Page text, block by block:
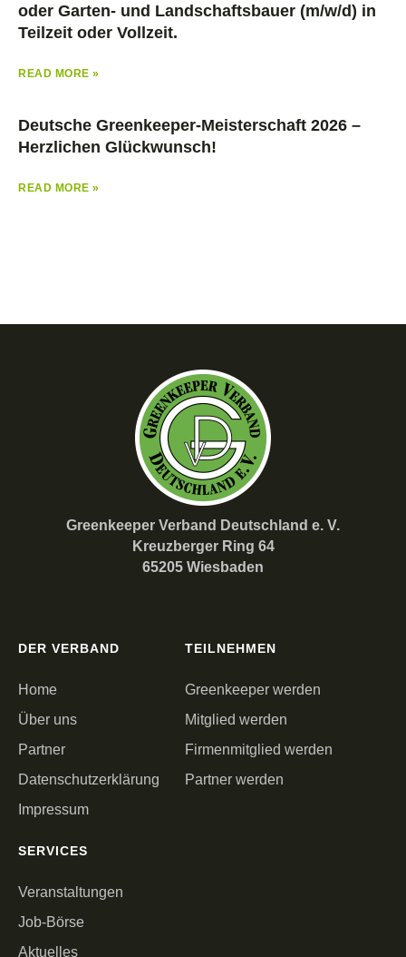
oder Garten- und Landschaftsbauer (m/w/d) in
Teilzeit oder Vollzeit.
READ MORE »
Deutsche Greenkeeper-Meisterschaft 2026 –
Herzlichen Glückwunsch!
READ MORE »
Greenkeeper Verband Deutschland e. V.
Kreuzberger Ring 64
65205 Wiesbaden
DER VERBAND
Home
Über uns
Partner
Datenschutzerklärung
Impressum
TEILNEHMEN
Greenkeeper werden
Mitglied werden
Firmenmitglied werden
Partner werden
SERVICES
Veranstaltungen
Job-Börse
Aktuelles